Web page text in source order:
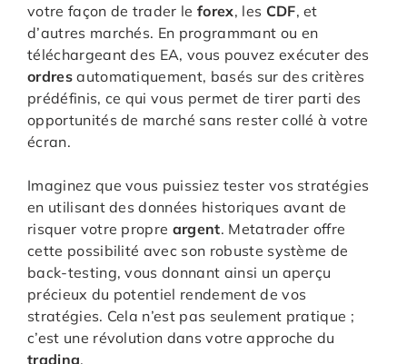
votre façon de trader leforex, les CDF, et
d’autres marchés. En programmant ou en
téléchargeant des EA, vous pouvez exécuter des
ordresautomatiquement, basés sur des critères
prédéfinis, ce qui vous permet de tirer parti des
opportunités de marché sans rester collé à votre
écran.
Imaginez que vous puissiez tester vos stratégies
en utilisant des données historiques avant de
risquer votre propre argent. Metatrader offre
cette possibilité avec son robuste système de
back-testing, vous donnant ainsi un aperçu
précieux du potentiel rendement de vos
stratégies. Cela n’est pas seulement pratique ;
c’est une révolution dans votre approche du
trading.